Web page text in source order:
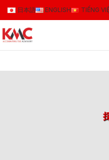
日本語 ENGLISH TIẾNG